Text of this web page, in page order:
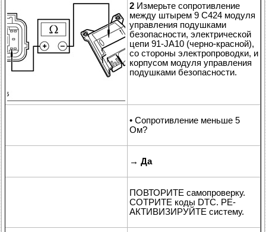
2 Измерьте сопротивление
между штырем 9 C424 модуля
управления подушками
безопасности, электрической
цепи 91-JA10 (черно-красной),
со стороны электропроводки, и
корпусом модуля управления
подушками безопасности.
• Сопротивление меньше 5
Ом?
→ Да
ПОВТОРИТЕ самопроверку.
СОТРИТЕ коды DTC. РЕ-
АКТИВИЗИРУЙТЕ систему.